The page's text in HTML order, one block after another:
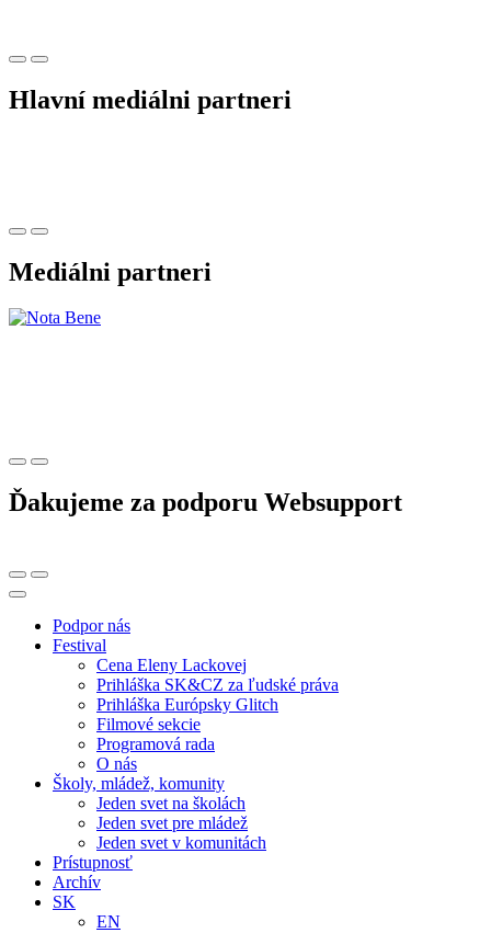
Hlavní mediálni partneri
Mediálni partneri
Ďakujeme za podporu Websupport
Podpor nás
Festival
Cena Eleny Lackovej
Prihláška SK&CZ za ľudské práva
Prihláška Európsky Glitch
Filmové sekcie
Programová rada
O nás
Školy, mládež, komunity
Jeden svet na školách
Jeden svet pre mládež
Jeden svet v komunitách
Prístupnosť
Archív
SK
EN